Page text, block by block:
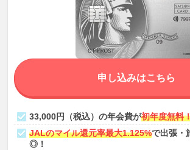
33,000円（税込）の年会費が初年度無料
JALのマイル還元率最大1.125%で出張・
◎！
申し込みはこちら